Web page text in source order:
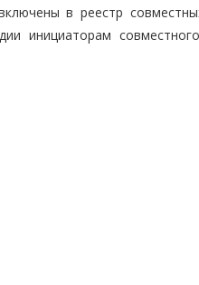
в реестр
инициаторам